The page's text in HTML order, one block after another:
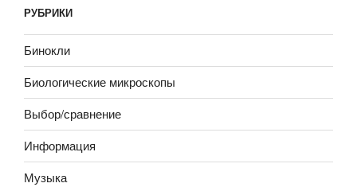
РУБРИКИ
Бинокли
Биологические микроскопы
Выбор/сравнение
Информация
Музыка